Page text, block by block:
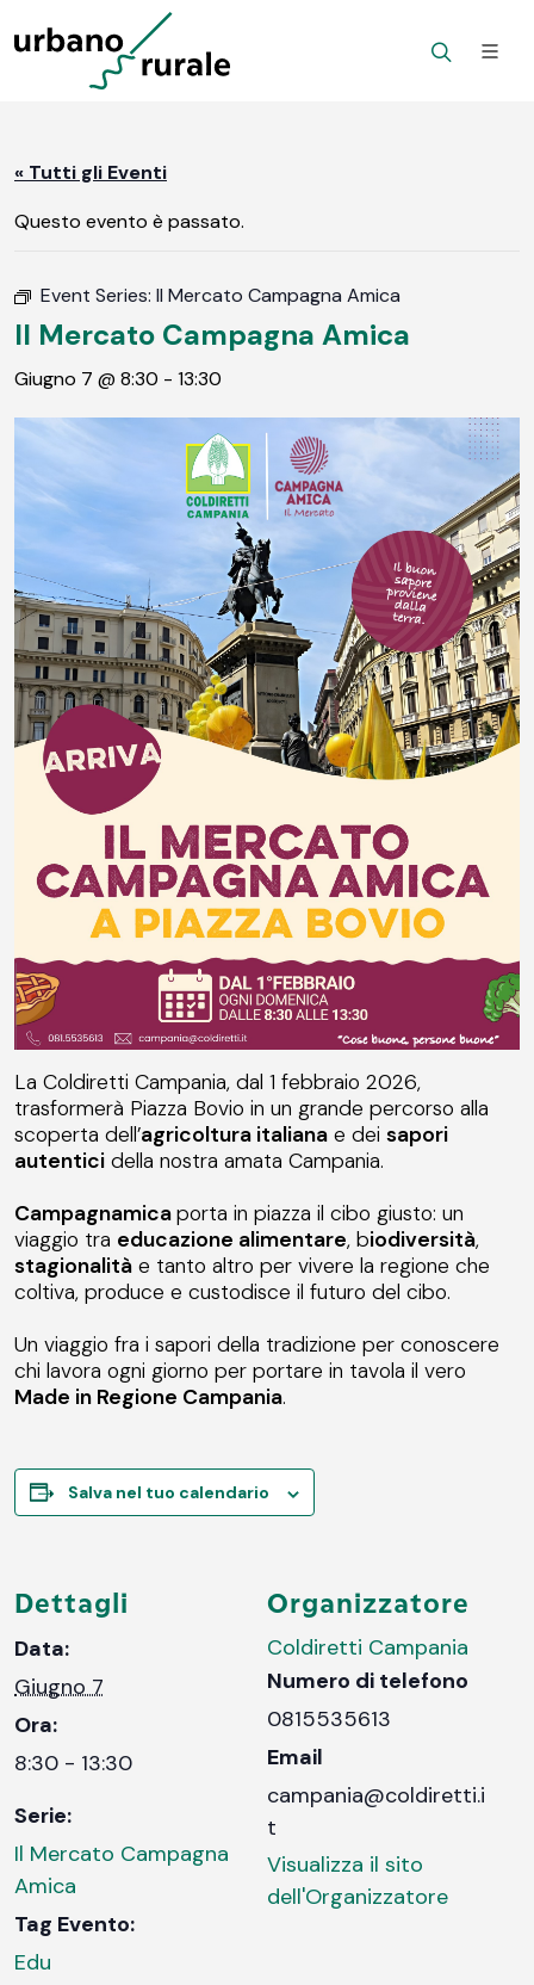
« Tutti gli Eventi
Questo evento è passato.
Event Series: Il Mercato Campagna Amica
Il Mercato Campagna Amica
Giugno 7 @ 8:30 - 13:30
La Coldiretti Campania, dal 1 febbraio 2026,
trasformerà Piazza Bovio in un grande percorso alla
scoperta dell’agricoltura italiana e dei sapori
autentici della nostra amata Campania.
Campagnamicaporta in piazza il cibo giusto: un
viaggio tra educazione alimentare, biodiversità,
stagionalità e tanto altro per vivere la regione che
coltiva, produce e custodisce il futuro del cibo.
Un viaggio fra i sapori della tradizione per conoscere
chi lavora ogni giorno per portare in tavola il vero
Made in Regione Campania.
Salva nel tuo calendario
Dettagli
Data:
Giugno 7
Ora:
8:30 - 13:30
Serie:
Il Mercato Campagna
Amica
Tag Evento:
Edu
Organizzatore
Coldiretti Campania
Numero di telefono
0815535613
Email
campania@coldiretti.i
t
Visualizza il sito
dell'Organizzatore